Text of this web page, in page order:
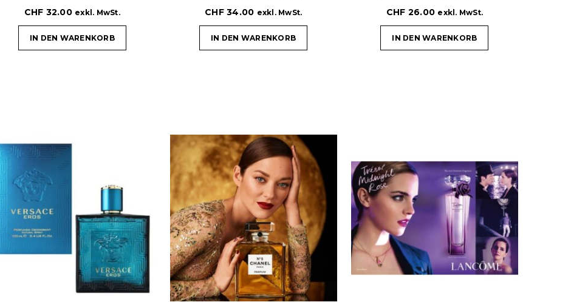
CHF 32.00 exkl. MwSt.
IN DEN WARENKORB
CHF34.00 exkl. MwSt.
IN DEN WARENKORB
CHF 26.00 exkl. MwSt.
IN DEN WARENKORB